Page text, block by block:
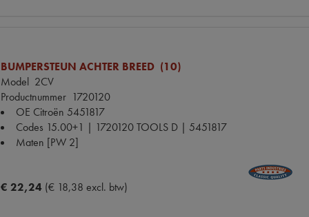
BUMPERSTEUN ACHTER BREED (10)
Model 2CV
Productnummer 1720120
OE Citroën 5451817
Codes 15.00+1 | 1720120 TOOLS D | 5451817
Maten [PW 2]
€ 22,24 (€ 18,38 excl. btw)